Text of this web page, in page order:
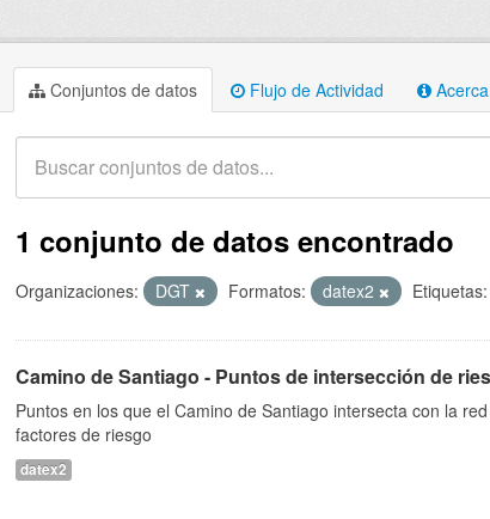
Conjuntos de datos Flujo de Actividad
1 conjunto de datos encontrado
Organizaciones: DGT Formatos: datex2 Etiquetas:
Camino de Santiago - Puntos de intersección de
Puntos en los que el Camino de Santiago intersecta con la
factores de riesgo
datex2